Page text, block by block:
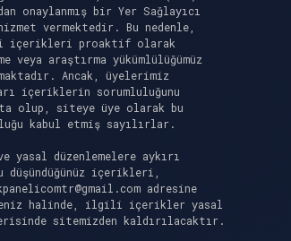
onaylanmış bir Yer Sağlayıcı
vermektedir. Bu nedenle,
içerikleri proaktif olarak
veya araştırma yükümlülüğümüz
Ancak, üyelerimiz
içeriklerin sorumluluğunu
olup, siteye üye olarak bu
kabul etmiş sayılırlar.
yasal düzenlemelere aykırı
düşündüğünüz içerikleri,
adresine
halinde, ilgili içerikler yasal
sitemizden kaldırılacaktır.